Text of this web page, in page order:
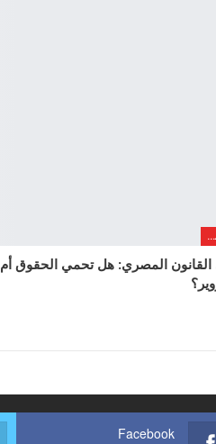
محامي متخصص في قضايا الاسره
القانون المصري: هل تحمي الحقوق أم
Facebook